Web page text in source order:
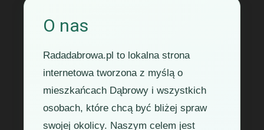
O nas
Radadabrowa.pl to lokalna strona
internetowa tworzona z myślą o
mieszkańcach Dąbrowy i wszystkich
osobach, które chcą być bliżej spraw
swojej okolicy. Naszym celem jest